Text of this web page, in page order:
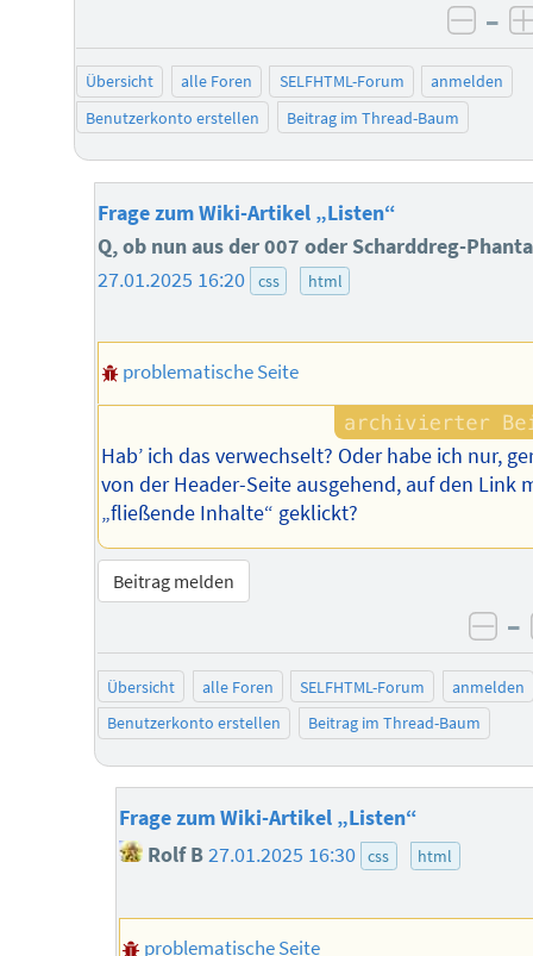
–
Übersicht alle Foren SELFHTML-Forum
anmelden
Benutzerkonto erstellen
Beitrag im Thread-Baum
Frage zum Wiki-Artikel „Listen“
Q, ob nun aus der 007 oder Scharddreg-
27.01.2025 16:20
css html
problematische Seite
Hab’ ich das verwechselt? Oder habe ich nur,
von der Header-Seite ausgehend, auf den Link
„fließende Inhalte“ geklickt?
Beitrag melden
–
Übersicht alle Foren SELFHTML-Forum
anmelden
Benutzerkonto erstellen
Beitrag im Thread-Baum
Frage zum Wiki-Artikel „Listen“
Rolf B 27.01.2025 16:30 css html
problematische Seite